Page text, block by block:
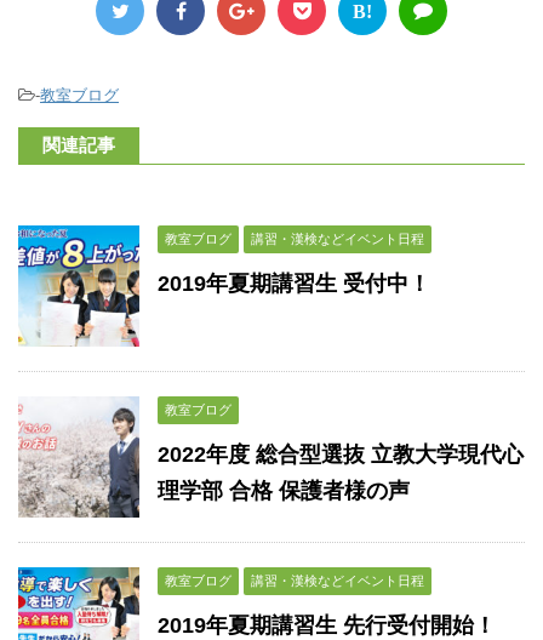
B!
-教室ブログ
関連記事
教室ブログ 講習・漢検などイベント日程
2019年夏期講習生 受付中！
教室ブログ
2022年度 総合型選抜 立教大学現代心
理学部 合格 保護者様の声
教室ブログ 講習・漢検などイベント日程
2019年夏期講習生 先行受付開始！